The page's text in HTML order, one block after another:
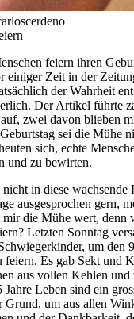
feiern ihren
einiger Zeit in der
der Wahrheit
Der Artikel führte
zwei davon blieben
sei die Mühe
sich, echte
und zu bewirten.
in diese wachsende
ausgesprochen gern,
die Mühe wert, denn
Letzten Sonntag
um den
feiern. Es gab Sekt und
aus vollen Kehlen
Jahre Leben sind ein
Grund, um aus allen